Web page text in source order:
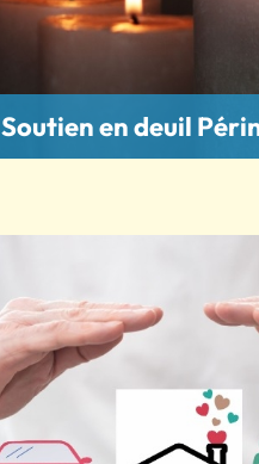
Soutien en deuil